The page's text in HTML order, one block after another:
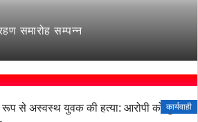
समारोह सम्पन्न
कार्यवाही